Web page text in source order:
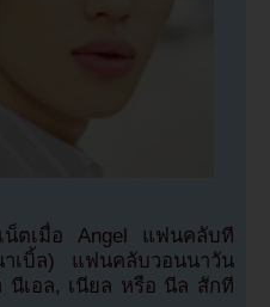
เน็ตเมื่อ Angel แฟนคลับที
เบิ้ล) แฟนคลับวอนนาวัน
นีเอล, เนียล หรือ นีล สักที